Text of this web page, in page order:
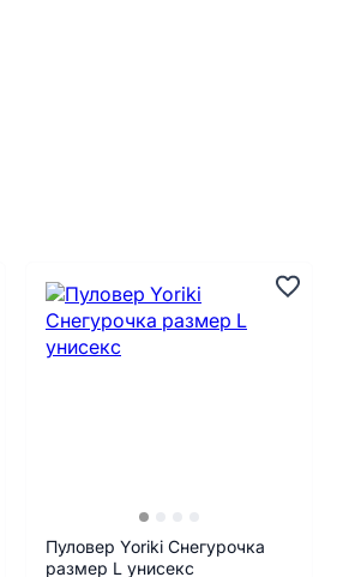
Пуловер Yoriki Снегурочка
размер L унисекс